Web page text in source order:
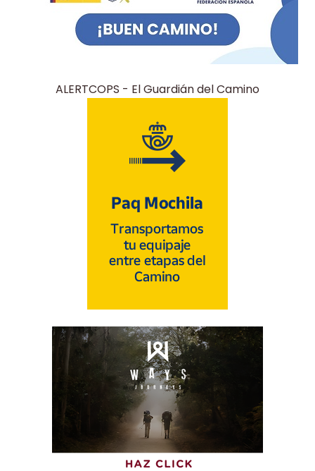
ALERTCOPS - El Guardián del Camino